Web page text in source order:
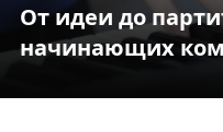
От идеи до
начинающих